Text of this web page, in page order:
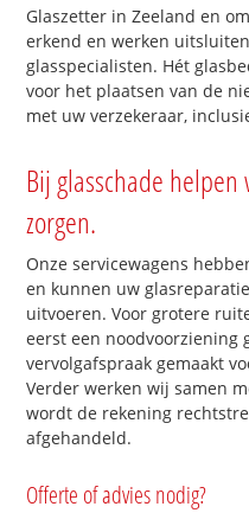
Glaszetter in Zeeland en
erkend en werken
glasspecialisten. Hét
voor het plaatsen van de
met uw verzekeraar,
Bij glasschade
zorgen.
Onze servicewagens
en kunnen uw
uitvoeren. Voor grotere
eerst een noodvoorziening
vervolgafspraak gemaakt
Verder werken wij samen
wordt de rekening
afgehandeld.
Offerte of advies nodig?